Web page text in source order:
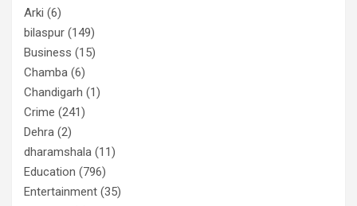
Arki (6)
bilaspur (149)
Business (15)
Chamba (6)
Chandigarh (1)
Crime (241)
Dehra (2)
dharamshala (11)
Education (796)
Entertainment (35)